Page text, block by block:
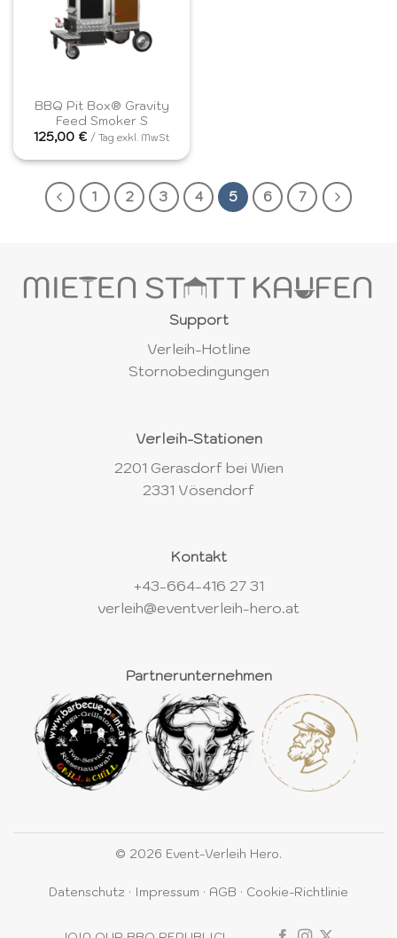
BBQ Pit Box® Gravity
Feed Smoker S
125,00 € / Tag exkl. MwSt
1 2 3 4 5 6 7
Support
Verleih-Hotline
Stornobedingungen
Verleih-Stationen
2201 Gerasdorf bei Wien
2331 Vösendorf
Kontakt
+43-664-416 27 31
verleih@eventverleih-hero.at
Partnerunternehmen
© 2026 Event-Verleih Hero.
Datenschutz · Impressum · AGB · Cookie-Richtlinie